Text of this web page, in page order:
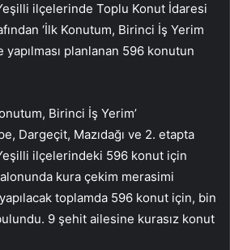
ilçelerinde Toplu Konut İdaresi
‘İlk Konutum, Birinci İş Yerim
planlanan 596 konutun
Birinci İş Yerim’
Dargeçit, Mazıdağı ve 2. etapta
ilçelerindeki 596 konut için
kura çekim merasimi
toplamda 596 konut için, bin
9 şehit ailesine kurasız konut